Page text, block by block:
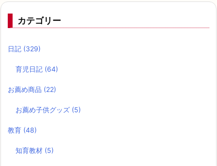
カテゴリー
日記 (329)
育児日記 (64)
お薦め商品 (22)
お薦め子供グッズ (5)
教育 (48)
知育教材 (5)